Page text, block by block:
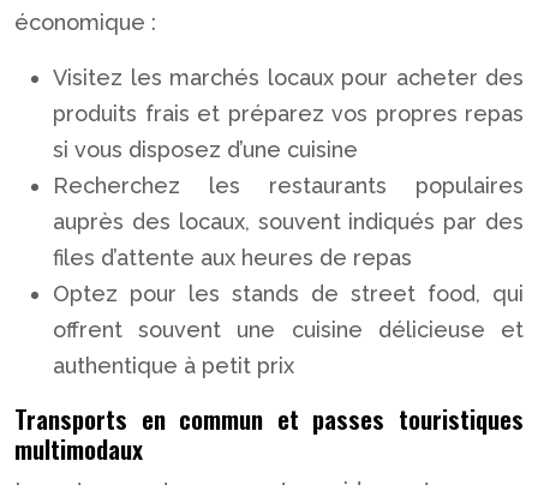
économique :
Visitez les marchés locaux pour acheter des
produits frais et préparez vos propres repas
si vous disposez d’une cuisine
Recherchez les restaurants populaires
auprès des locaux, souvent indiqués par des
files d’attente aux heures de repas
Optez pour les stands de street food, qui
offrent souvent une cuisine délicieuse et
authentique à petit prix
Transports en commun et passes touristiques
multimodaux